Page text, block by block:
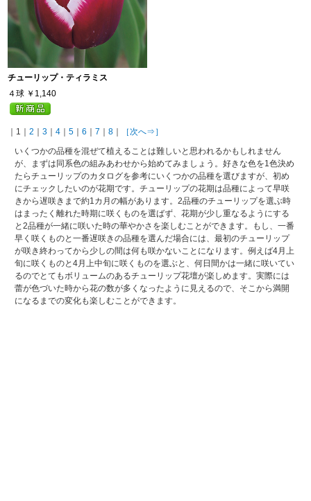
チューリップ・ティラミス
４球 ￥1,140
｜1｜2 ｜3 ｜4 ｜5 ｜6 ｜7 ｜8
［次へ⇒］
いくつかの品種を混ぜて植えることは難しいと思われるかもしれません
が、まずは同系色の組みあわせから始めてみましょう。好きな色を1色決め
たらチューリップのカタログを参考にいくつかの品種を選びますが、初め
にチェックしたいのが花期です。チューリップの花期は品種によって早咲
きから遅咲きまで約1カ月の幅があります。2品種のチューリップを選ぶ時
はまったく離れた時期に咲くものを選ばず、花期が少し重なるようにする
と2品種が一緒に咲いた時の華やかさを楽しむことができます。もし、一番
早く咲くものと一番遅咲きの品種を選んだ場合には、最初のチューリップ
が咲き終わってから少しの間は何も咲かないことになります。例えば4月上
旬に咲くものと4月上中旬に咲くものを選ぶと、何日間かは一緒に咲いてい
るのでとてもボリュームのあるチューリップ花壇が楽しめます。実際には
蕾が色づいた時から花の数が多くなったように見えるので、そこから満開
になるまでの変化も楽しむことができます。